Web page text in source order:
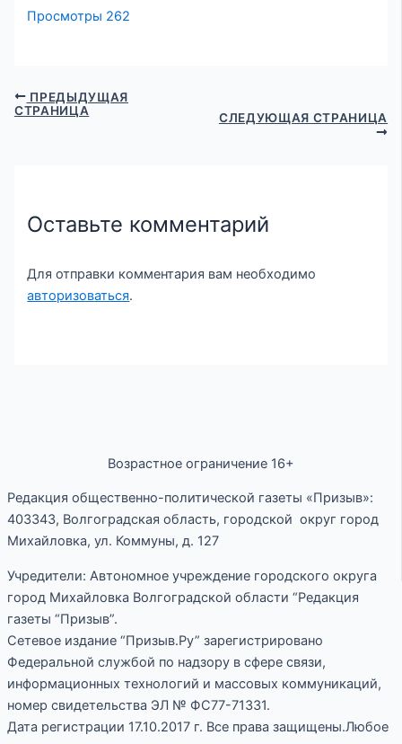
Просмотры 262
ПРЕДЫДУЩАЯ
СТРАНИЦА
СЛЕДУЮЩАЯ СТРАНИЦА
Оставьте комментарий
Для отправки комментария вам необходимо
авторизоваться.
Возрастное ограничение 16+
Редакция общественно-политической газеты «Призыв»:
403343, Волгоградская область, городской округ город
Михайловка, ул. Коммуны, д. 127
Учредители: Автономное учреждение городского округа
город Михайловка Волгоградской области “Редакция
газеты “Призыв”.
Сетевое издание “Призыв.Ру” зарегистрировано
Федеральной службой по надзору в сфере связи,
информационных технологий и массовых коммуникаций,
номер свидетельства ЭЛ № ФС77-71331.
Дата регистрации 17.10.2017 г. Все права защищены.Любое